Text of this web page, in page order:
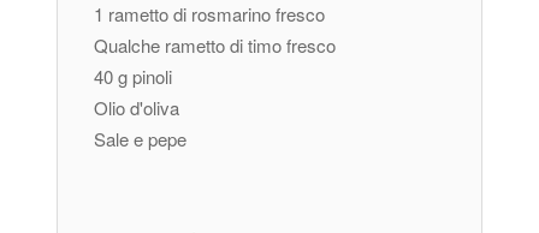
1 rametto di rosmarino fresco
Qualche rametto di timo fresco
40 g pinoli
Olio d'oliva
Sale e pepe